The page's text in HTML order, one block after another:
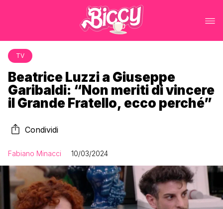
TV
Beatrice Luzzi a Giuseppe
Garibaldi: “Non meriti di vincere
il Grande Fratello, ecco perché”
Condividi
Fabiano Minacci 10/03/2024